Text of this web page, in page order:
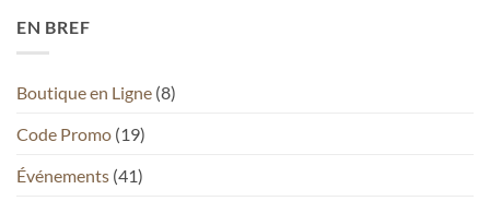
EN BREF
Boutique en Ligne (8)
Code Promo (19)
Événements (41)